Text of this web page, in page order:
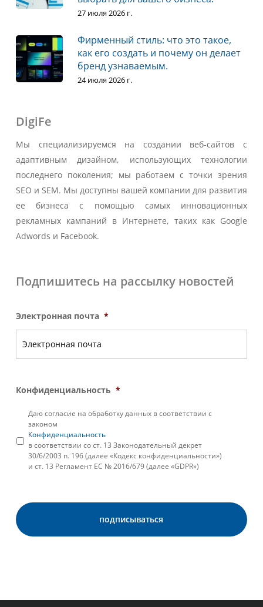
27 июля 2026 г.
Фирменный стиль: что это такое,
как его создать и почему он делает
бренд узнаваемым.
24 июля 2026 г.
DigiFe
Мы специализируемся на создании веб-сайтов с
адаптивным дизайном, использующих технологии
последнего поколения; мы работаем с точки зрения
SEO и SEM. Мы доступны вашей компании для развития
ее бизнеса с помощью самых инновационных
рекламных кампаний в Интернете, таких как Google
Adwords и Facebook.
Подпишитесь на рассылку новостей
Электронная почта *
Конфиденциальность *
Даю согласие на обработку данных в соответствии с
законом
Конфиденциальность
в соответствии со ст. 13 Законодательный декрет
30/6/2003 n. 196 (далее «Кодекс конфиденциальности»)
и ст. 13 Регламент ЕС № 2016/679 (далее «GDPR»)